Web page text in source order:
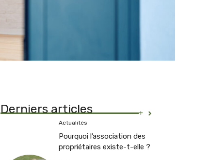
Derniers articles +
Actualités
Pourquoi l’association des
propriétaires existe-t-elle ?